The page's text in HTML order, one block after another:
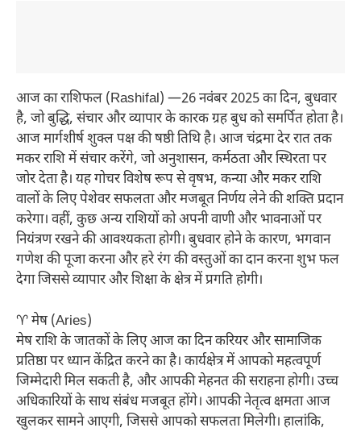
आज का राशिफल (Rashifal) —26 नवंबर 2025 का दिन, बुधवार
है, जो बुद्धि, संचार और व्यापार के कारक ग्रह बुध को समर्पित होता है।
आज मार्गशीर्ष शुक्ल पक्ष की षष्ठी तिथि है। आज चंद्रमा देर रात तक
मकर राशि में संचार करेंगे, जो अनुशासन, कर्मठता और स्थिरता पर
जोर देता है। यह गोचर विशेष रूप से वृषभ, कन्या और मकर राशि
वालों के लिए पेशेवर सफलता और मजबूत निर्णय लेने की शक्ति प्रदान
करेगा। वहीं, कुछ अन्य राशियों को अपनी वाणी और भावनाओं पर
नियंत्रण रखने की आवश्यकता होगी। बुधवार होने के कारण, भगवान
गणेश की पूजा करना और हरे रंग की वस्तुओं का दान करना शुभ फल
देगा जिससे व्यापार और शिक्षा के क्षेत्र में प्रगति होगी।
♈ मेष (Aries)
मेष राशि के जातकों के लिए आज का दिन करियर और सामाजिक
प्रतिष्ठा पर ध्यान केंद्रित करने का है। कार्यक्षेत्र में आपको महत्वपूर्ण
जिम्मेदारी मिल सकती है, और आपकी मेहनत की सराहना होगी। उच्च
अधिकारियों के साथ संबंध मजबूत होंगे। आपकी नेतृत्व क्षमता आज
खुलकर सामने आएगी, जिससे आपको सफलता मिलेगी। हालांकि,